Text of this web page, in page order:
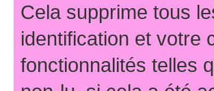
Cela supprime tous
identification et votre
fonctionnalités telles